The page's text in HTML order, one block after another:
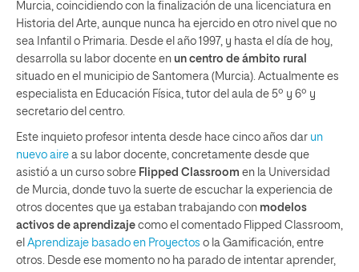
Murcia, coincidiendo con la finalización de una licenciatura en
Historia del Arte, aunque nunca ha ejercido en otro nivel que no
sea Infantil o Primaria. Desde el año 1997, y hasta el día de hoy,
desarrolla su labor docente en un centro de ámbito rural
situado en el municipio de Santomera (Murcia). Actualmente es
especialista en Educación Física, tutor del aula de 5º y 6º y
secretario del centro.
Este inquieto profesor intenta desde hace cinco años dar un
nuevo aire a su labor docente, concretamente desde que
asistió a un curso sobre Flipped Classroom en la Universidad
de Murcia, donde tuvo la suerte de escuchar la experiencia de
otros docentes que ya estaban trabajando con modelos
activos de aprendizaje como el comentado Flipped Classroom,
el Aprendizaje basado en Proyectos o la Gamificación, entre
otros. Desde ese momento no ha parado de intentar aprender,